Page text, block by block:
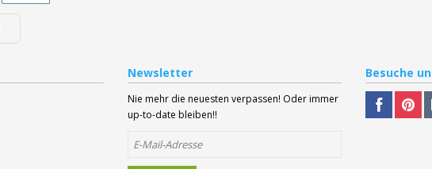
Newsletter
Nie mehr die neuesten verpassen! Oder immer
up-to-date bleiben!!
Besuche